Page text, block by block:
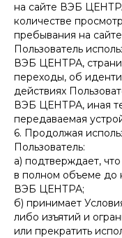
на сайте ВЭБ
количестве
пребывания на
Пользователь
ВЭБ ЦЕНТРА,
переходы, об
действиях
ВЭБ ЦЕНТРА, иная
передаваемая
6. Продолжая
Пользователь:
а) подтверждает,
в полном объеме до
ВЭБ ЦЕНТРА;
б) принимает
либо изъятий и
или прекратить